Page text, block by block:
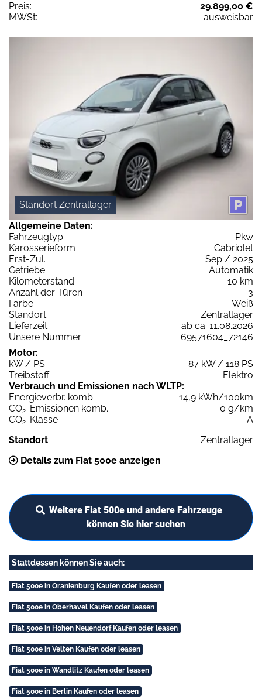
Preis:
29.899,00 €
MWSt:
ausweisbar
Standort Zentrallager
Allgemeine Daten:
Fahrzeugtyp
Pkw
Karosserieform
Cabriolet
Erst-Zul.
Sep / 2025
Getriebe
Automatik
Kilometerstand
10 km
Anzahl der Türen
3
Farbe
Weiß
Standort
Zentrallager
Lieferzeit
ab ca. 11.08.2026
Unsere Nummer
69571604_72146
Motor:
kW / PS
87 kW / 118 PS
Treibstoff
Elektro
Verbrauch und Emissionen nach WLTP:
Energieverbr. komb.
14,9 kWh/100km
CO2-Emissionen komb.
0 g/km
CO2-Klasse
A
Standort
Zentrallager
Details zum Fiat 500e anzeigen
Weitere Fiat 500e und andere Fahrzeuge
können Sie hier suchen
Stattdessen können Sie auch:
Fiat 500e in Oranienburg Kaufen oder leasen
Fiat 500e in Oberhavel Kaufen oder leasen
Fiat 500e in Hohen Neuendorf Kaufen oder leasen
Fiat 500e in Velten Kaufen oder leasen
Fiat 500e in Wandlitz Kaufen oder leasen
Fiat 500e in Berlin Kaufen oder leasen